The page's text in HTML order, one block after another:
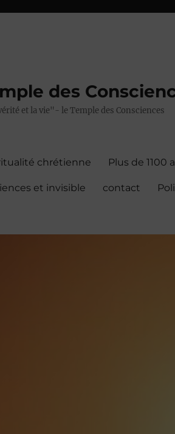
des
et la vie"- le Temple des Consciences
chrétienne Plus de 1100
et invisible contact